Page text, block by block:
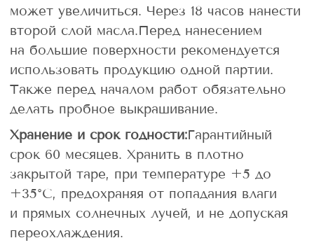
может увеличиться. Через 18 часов нанести
второй слой масла.Перед нанесением
на большие поверхности рекомендуется
использовать продукцию одной партии.
Также перед началом работ обязательно
делать пробное выкрашивание.
Хранение и срок годности:Гарантийный
срок 60 месяцев. Хранить в плотно
закрытой таре, при температуре +5 до
+35°С, предохраняя от попадания влаги
и прямых солнечных лучей, и не допуская
переохлаждения.